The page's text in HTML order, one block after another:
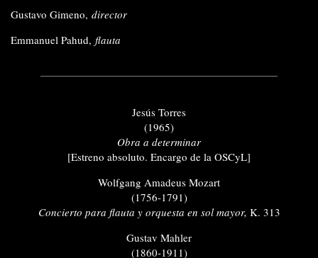
Gustavo Gimeno, director
Emmanuel Pahud, flauta
Jesús Torres
(1965)
Obra a determinar
[Estreno absoluto. Encargo de la OSCyL]
Wolfgang Amadeus Mozart
(1756-1791)
Concierto para flauta y orquesta en sol mayor, K. 313
Gustav Mahler
(1860-1911)